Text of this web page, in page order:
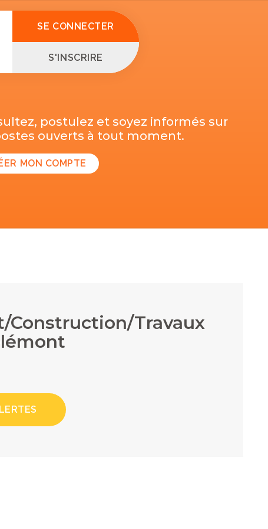
SE CONNECTER
S'INSCRIRE
postulez et soyez informés sur
ouverts à tout moment.
MON COMPTE
Travaux